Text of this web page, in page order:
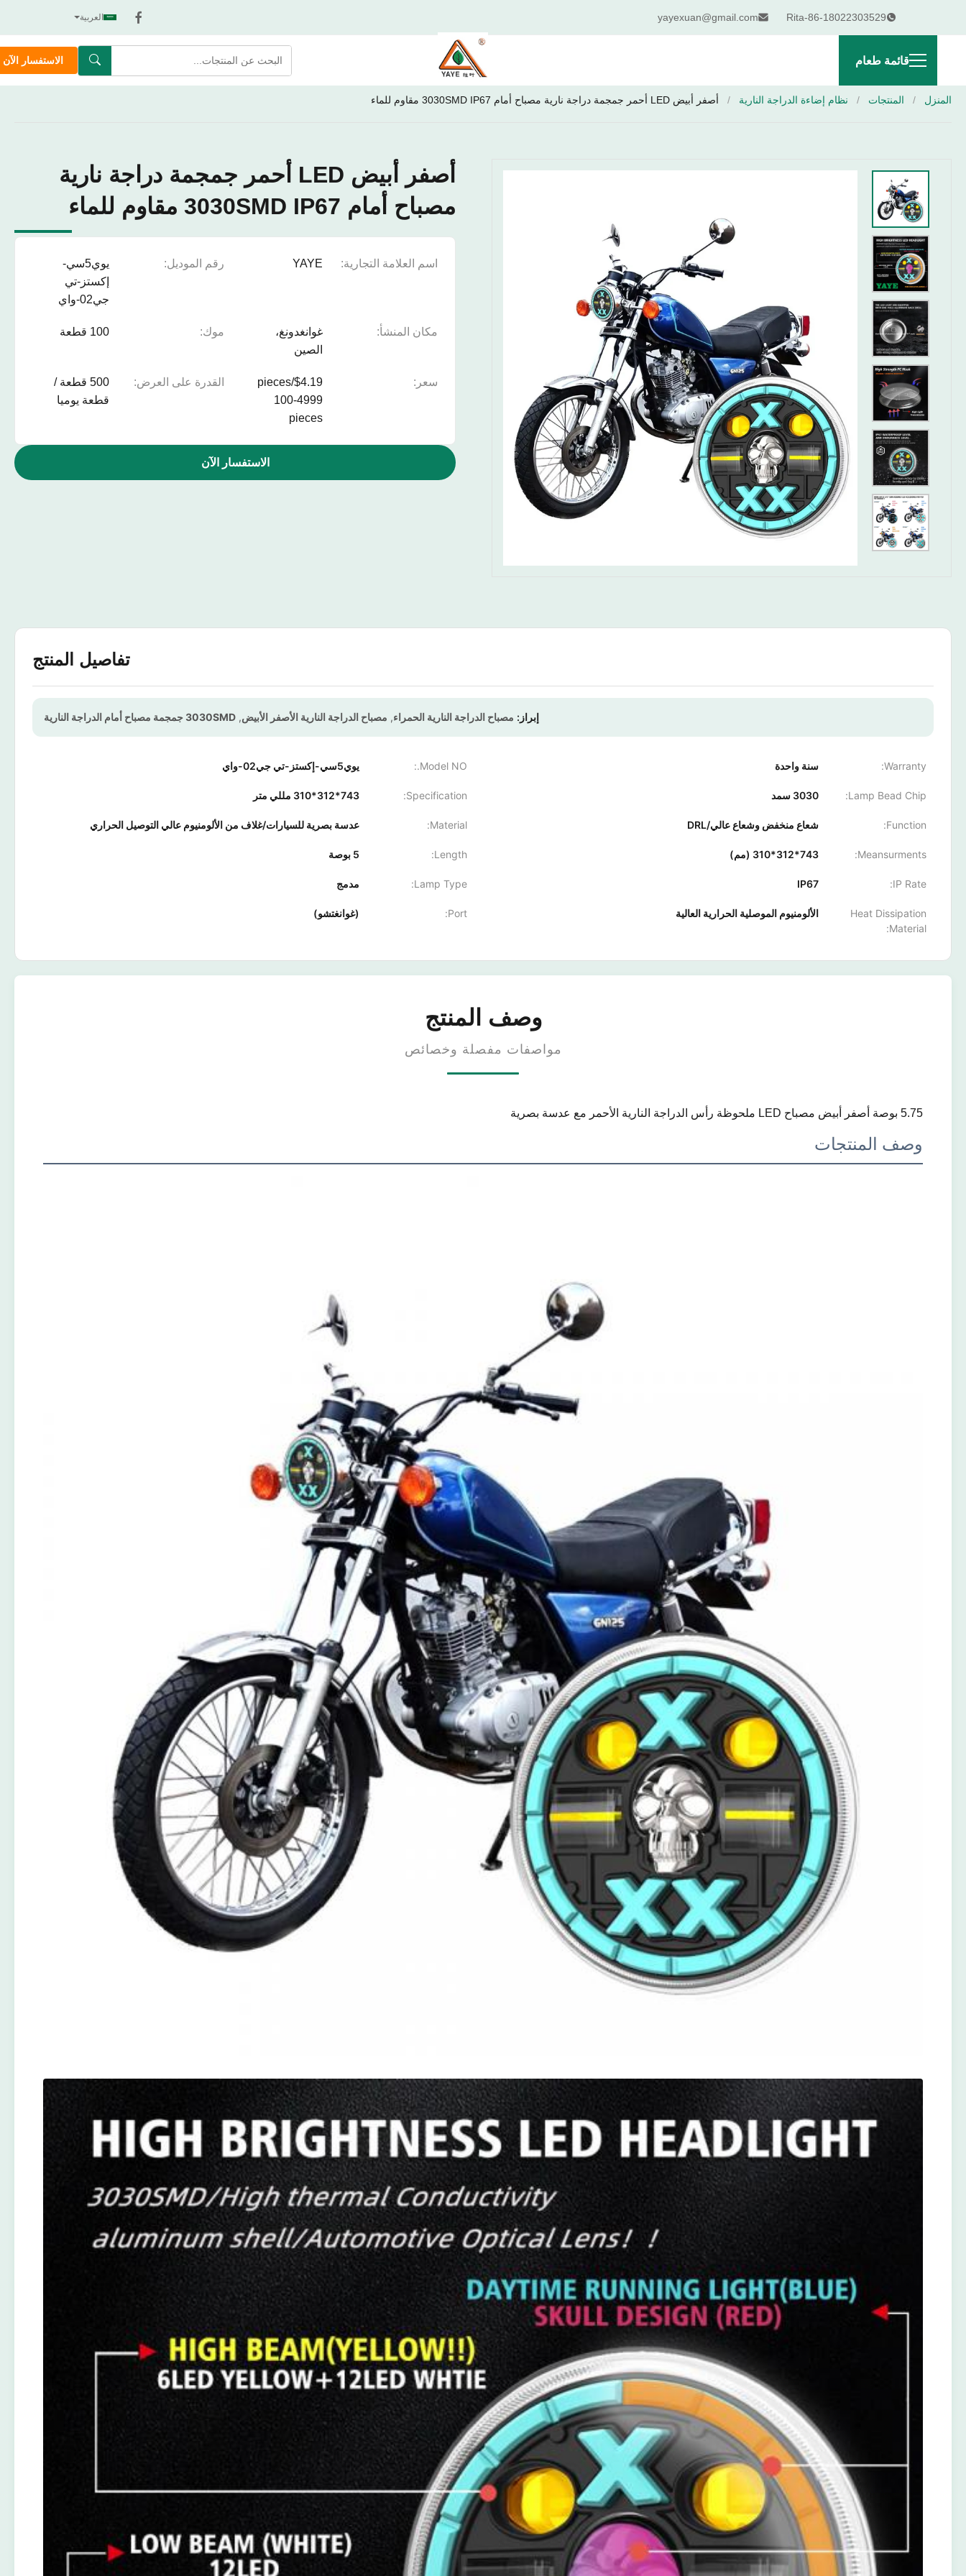
Rita-86-18022303529
yayexuan@gmail.com العربية
قائمة طعام الاستفسار الآن
المنزل / المنتجات / نظام إضاءة الدراجة النارية / أصفر أبيض LED أحمر جمجمة دراجة نارية مصباح أمام 3030SMD IP67 مقاوم للماء
أصفر أبيض LED أحمر جمجمة دراجة نارية
مصباح أمام 3030SMD IP67 مقاوم للماء
اسم العلامة التجارية: YAYE رقم الموديل:
يوي5سي-
إكستز-تي
جي02-واي
مكان المنشأ:
غوانغدونغ،
الصين
موك: 100 قطعة
سعر:
$4.19/pieces
100-4999
pieces
القدرة على العرض:
500 قطعة /
قطعة يوميا
الاستفسار الآن
تفاصيل المنتج
إبراز: مصباح الدراجة النارية الحمراء, مصباح الدراجة النارية الأصفر الأبيض, 3030SMD جمجمة مصباح أمام الدراجة النارية
Warranty: سنة واحدة Model NO.: يوي5سي-إكستز-تي جي02-واي
Lamp Bead Chip: 3030 سمد Specification: 743*312*310 مللي متر
Function: شعاع منخفض وشعاع عالي/DRL Material: عدسة بصرية للسيارات/غلاف من الألومنيوم عالي التوصيل الحراري
Meansurments: 743*312*310 (مم) Length: 5 بوصة
IP Rate:
IP67
Lamp Type: مدمج
Heat Dissipation
Material:
الألومنيوم الموصلية الحرارية العالية Port: (غوانغتشو)
وصف المنتج
مواصفات مفصلة وخصائص
5.75 بوصة أصفر أبيض مصباح LED ملحوظة رأس الدراجة النارية الأحمر مع عدسة بصرية
وصف المنتجات